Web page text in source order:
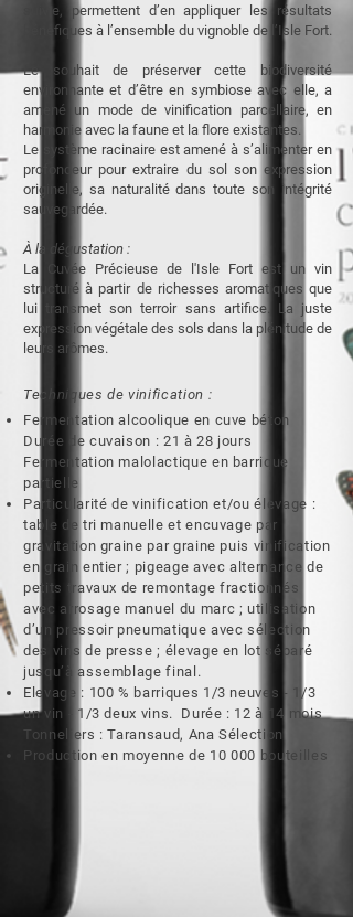
suivie, permettent d’en appliquer les résultats
bénéfiques à l’ensemble du vignoble de l’Isle Fort.
Le souhait de préserver cette biodiversité
environnante et d’être en symbiose avec elle, a
amené un mode de vinification parcellaire, en
harmonie avec la faune et la flore existantes.
Le système racinaire est amené à s’alimenter en
profondeur pour extraire du sol son expression
originelle, sa naturalité dans toute son intégrité
sauvegardée.
À la dégustation :
La Cuvée Précieuse de l'Isle Fort est un vin
structuré à partir de richesses aromatiques que
lui transmet son terroir sans artifice. La juste
expression végétale des sols dans la plénitude de
leurs arômes.
Techniques de vinification :
Fermentation alcoolique en cuve béton
Durée de cuvaison : 21 à 28 jours
Fermentation malolactique en barrique
partielle
Particularité de vinification et/ou élevage :
table de tri manuelle et encuvage par
gravitation graine par graine puis vinification
en grain entier ; pigeage avec alternance de
petits travaux de remontage fractionnés
avec arrosage manuel du marc ; utilisation
d’un pressoir pneumatique avec sélection
des vins de presse ; élevage en lot séparé
jusqu’à assemblage final.
Elevage : 100 % barriques 1/3 neuves - 1/3
un vin - 1/3 deux vins. Durée : 12 à 14 mois
Tonneliers : Taransaud, Ana Sélection
Production en moyenne de 10 000 bouteilles